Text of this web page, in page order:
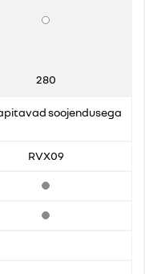
Lisavarustus
280
soojendusega
RVX09
Standardvarustus
Standardvarustus